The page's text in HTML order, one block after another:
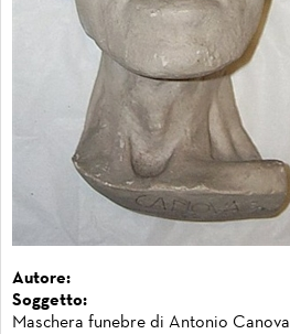
Autore:
Soggetto:
Maschera funebre di Antonio Canova